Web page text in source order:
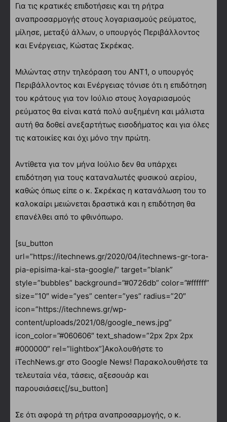
Για τις κρατικές επιδοτήσεις και τη ρήτρα
αναπροσαρμογής στους λογαριασμούς ρεύματος,
μίλησε, μεταξύ άλλων, ο υπουργός Περιβάλλοντος
και Ενέργειας, Κώστας Σκρέκας.
Μιλώντας στην τηλεόραση του ΑΝΤ1, ο υπουργός
Περιβάλλοντος και Ενέργειας τόνισε ότι η επιδότηση
του κράτους για τον Ιούλιο στους λογαριασμούς
ρεύματος θα είναι κατά πολύ αυξημένη και μάλιστα
αυτή θα δοθεί ανεξαρτήτως εισοδήματος και για όλες
τις κατοικίες και όχι μόνο την πρώτη.
Αντίθετα για τον μήνα Ιούλιο δεν θα υπάρχει
επιδότηση για τους καταναλωτές φυσικού αερίου,
καθώς όπως είπε ο κ. Σκρέκας η κατανάλωση του το
καλοκαίρι μειώνεται δραστικά και η επιδότηση θα
επανέλθει από το φθινόπωρο.
[su_button
url=”https://itechnews.gr/2020/04/itechnews-gr-tora-
pia-episima-kai-sta-google/” target=”blank”
style=”bubbles” background=”#0726db” color=”#ffffff”
size=”10″ wide=”yes” center=”yes” radius=”20″
icon=”https://itechnews.gr/wp-
content/uploads/2021/08/google_news.jpg”
icon_color=”#060606″ text_shadow=”2px 2px 2px
#000000″ rel=”lightbox”]Ακολουθήστε το
iTechNews.gr στο Google News! Παρακολουθήστε τα
τελευταία νέα, τάσεις, αξεσουάρ και
παρουσιάσεις[/su_button]
Σε ότι αφορά τη ρήτρα αναπροσαρμογής, ο κ.